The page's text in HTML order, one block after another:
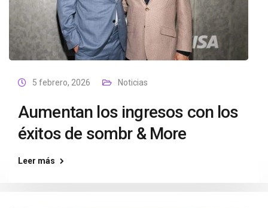
5 febrero, 2026 Noticias
Aumentan los ingresos con los
éxitos de sombr & More
Leer más